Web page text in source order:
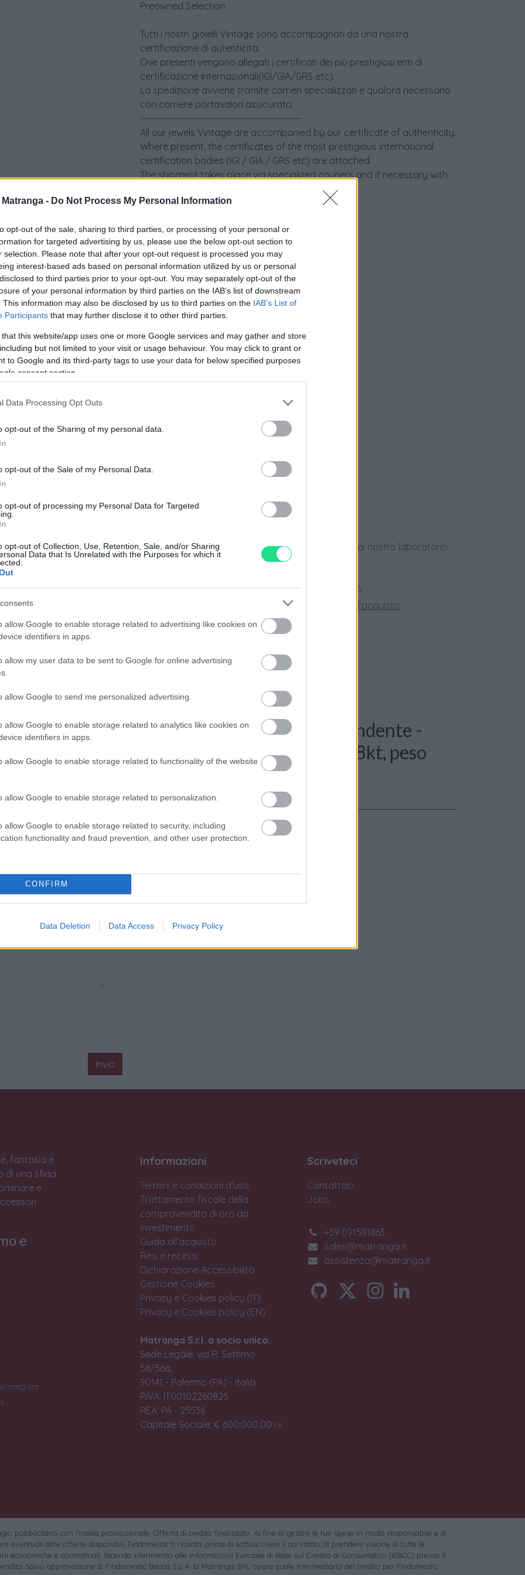
- Do Not Process My Personal Information
opt-out of the sale, sharing to third parties, or processing of your personal or
for targeted advertising by us, please use the below opt-out section to
selection. Please note that after your opt-out request is processed you may
interest-based ads based on personal information utilized by us or personal
to third parties prior to your opt-out. You may separately opt-out of the
of your personal information by third parties on the IAB’s list of downstream
This information may also be disclosed by us to third parties on the IAB’s List of
Participants that may further disclose it to other third parties.
that this website/app uses one or more Google services and may gather and store
but not limited to your visit or usage behaviour. You may click to grant or
to Google and its third-party tags to use your data for below specified purposes
consent section.
Data Processing Opt Outs
opt-out of the Sharing of my personal data.
opt-out of the Sale of my Personal Data.
opt-out of processing my Personal Data for Targeted
opt-out of Collection, Use, Retention, Sale, and/or Sharing
Data that Is Unrelated with the Purposes for which it
allow Google to enable storage related to advertising like cookies on
identifiers in apps.
allow my user data to be sent to Google for online advertising
allow Google to send me personalized advertising.
allow Google to enable storage related to analytics like cookies on
identifiers in apps.
allow Google to enable storage related to functionality of the website
allow Google to enable storage related to personalization.
allow Google to enable storage related to security, including
functionality and fraud prevention, and other user protection.
CONFIRM
Data Deletion Data Access Privacy Policy
Preowned Selection
Tutti i nostri gioielli Vintage sono accompagnati da una nostra
certificazione di autenticità.
Ove presenti vengono allegati i certificati dei più prestigiosi enti di
certificazione internazionali(IGI/GIA/GRS etc).
La spedizione avviene tramite corrieri specializzati e qualora necessario
con corriere portavalori assicurato.
----------------------------------------------
All our jewels Vintage are accompanied by our certificate of authenticity.
Where present, the certificates of the most prestigious international
certification bodies (IGI / GIA / GRS etc) are attached.
The shipment takes place via specialized couriers and if necessary with
Visualizza proposte di finanziamento
Caratteristiche Prodotto
Google
Powered byLocalImpact
Garanzia di due anni
sui prodotti usati, verificati dal nostro laboratorio
di assistenza.
Spedizione gratuitaper ordini superiori a 150 euro.
Per maggiori dettagli consultate la nostra
Guida all'acquisto.
maggiori
una
Invia
Caratteristiche: Collana pendente -
Brillanti 1,3ct. G-VS, Oro 18kt, peso
Pietre:Solo Brillanti
fantasia e
di una sfida
e
e
eseguire
Informazioni
Termini e condizioni d'uso
Trattamento fiscale della
compravendita di oro da
investimento
Guida all'acquisto
Resi e recessi
Dichiarazione Accessibilità
Gestione Cookies
Privacy e Cookies policy (IT)
Privacy e Cookies policy (EN)
Matranga S.r.l. a socio unico.
Sede Legale: via R. Settimo
56/56a,
90141 - Palermo (PA) - Italia
P.IVA: IT00102260825
REA: PA - 25536
Capitale Sociale: € 600.000,00 i.v.
Scriveteci
Contattaci
Jobs
+39 091581863
sales@matranga.it
assistenza@matranga.it
pubblicitario con finalità promozionale. Offerta di credito finalizzato. Al fine di gestire le tue spese in modo responsabile e di
eventuali altre offerte disponibili, Findomestic ti ricorda, prima di sottoscrivere il contratto, di prendere visione di tutte le
economiche e contrattuali, facendo riferimento alle Informazioni Europee di Base sul Credito ai Consumatori (IEBCC) presso il
Salvo approvazione di Findomestic Banca S.p.A. la Matranga SRL opera quale intermediario del credito per Findomestic